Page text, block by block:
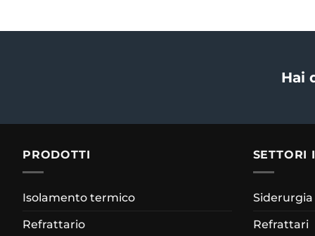
Hai
PRODOTTI
Isolamento termico
Refrattario
SETTORI
Siderurgia
Refrattari